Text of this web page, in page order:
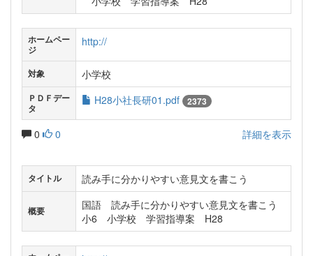
ホームペー
ジ
http://
対象 小学校
ＰＤＦデー
タ
H28小社長研01.pdf 2373
0 0 詳細を表示
タイトル 読み手に分かりやすい意見文を書こう
概要
国語 読み手に分かりやすい意見文を書こう
小6 小学校 学習指導案 H28